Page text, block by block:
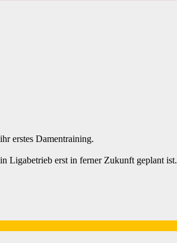
erstes Damentraining.
Ligabetrieb erst in ferner Zukunft geplant ist.